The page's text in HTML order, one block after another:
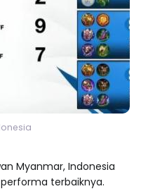
Myanmar, Indonesia
terbaiknya.